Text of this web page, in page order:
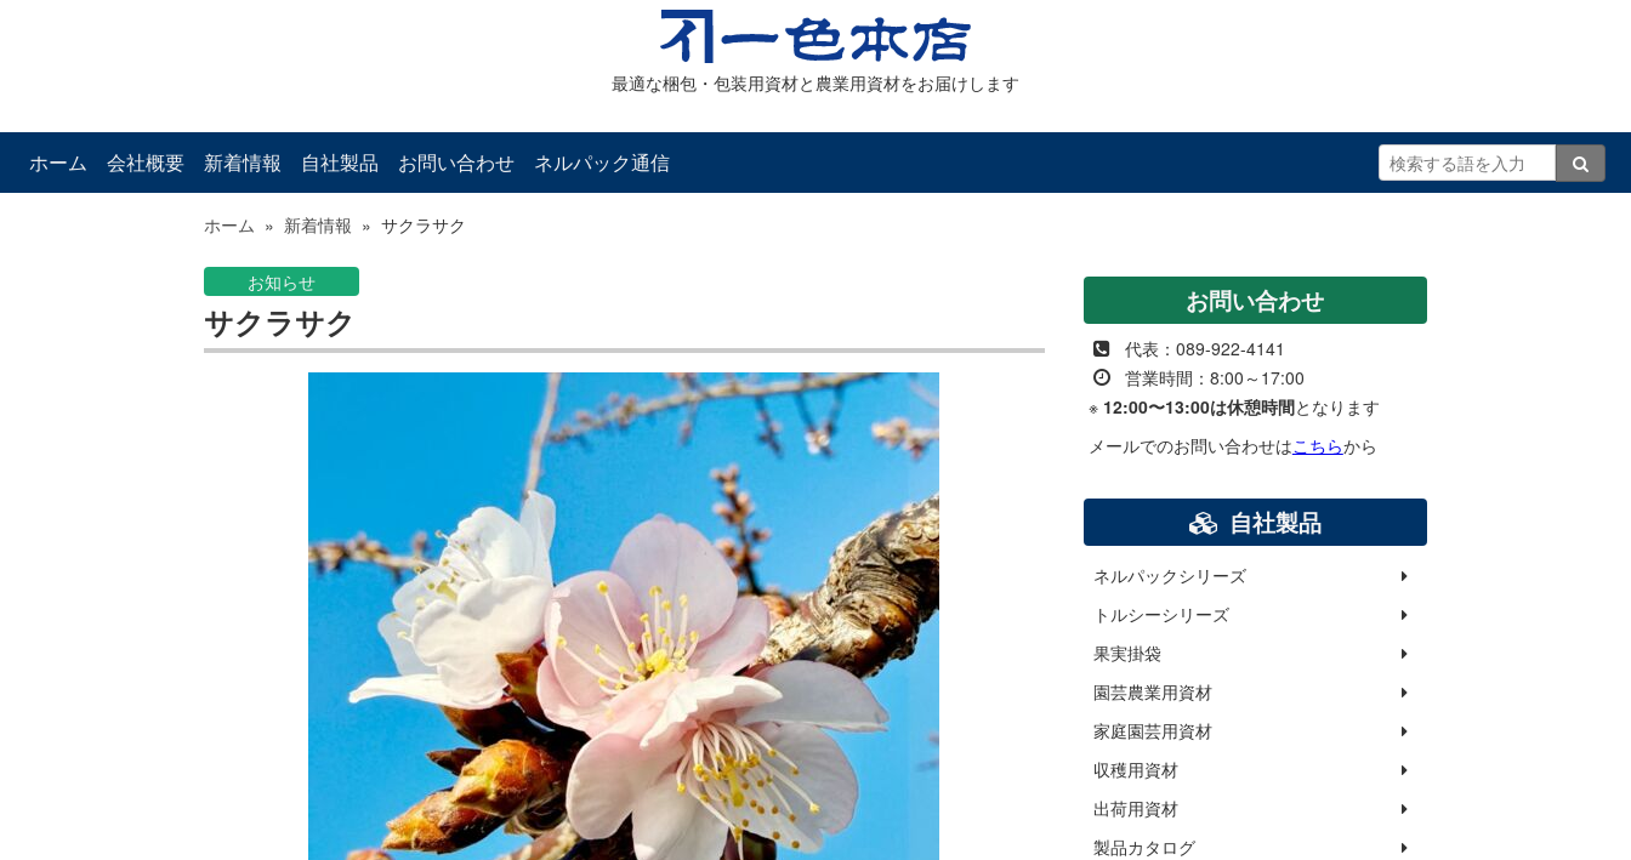
最適な梱包・包装用資材と農業用資材をお届けします
ホーム 会社概要 新着情報 自社製品 お問い合わせ ネルパック通信
ホーム » 新着情報 » サクラサク
お知らせ
サクラサク
お問い合わせ
代表：089-922-4141
営業時間：8:00～17:00
※ 12:00〜13:00は休憩時間となります
メールでのお問い合わせはこちらから
自社製品
ネルパックシリーズ
トルシーシリーズ
果実掛袋
園芸農業用資材
家庭園芸用資材
収穫用資材
出荷用資材
製品カタログ